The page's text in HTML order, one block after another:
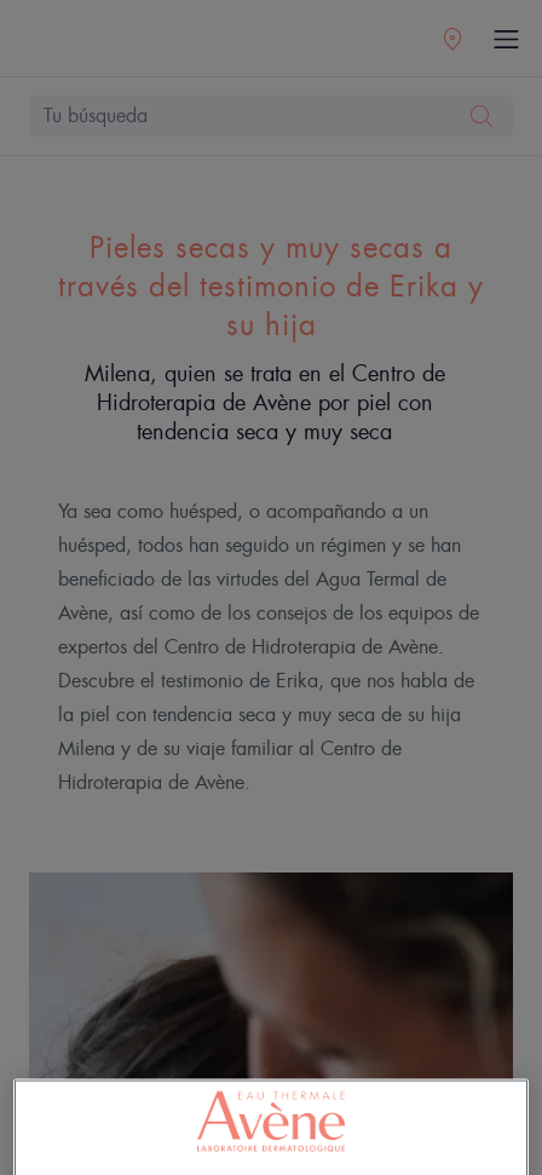
Pieles secas y muy secas a
través del testimonio de Erika y
su hija
Milena, quien se trata en el Centro de
Hidroterapia de Avène por piel con
tendencia seca y muy seca
Ya sea como huésped, o acompañando a un
huésped, todos han seguido un régimen y se han
beneficiado de las virtudes del Agua Termal de
Avène, así como de los consejos de los equipos de
expertos del Centro de Hidroterapia de Avène.
Descubre el testimonio de Erika, que nos habla de
la piel con tendencia seca y muy seca de su hija
Milena y de su viaje familiar al Centro de
Hidroterapia de Avène.